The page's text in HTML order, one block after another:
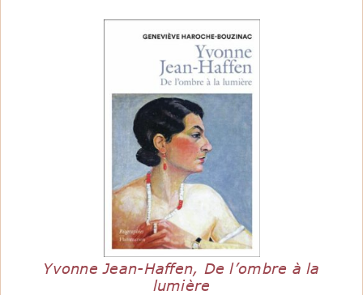
Yvonne Jean-Haffen, De l’ombre à la
lumière